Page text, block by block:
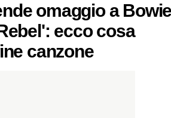
omaggio a
ecco cosa
canzone